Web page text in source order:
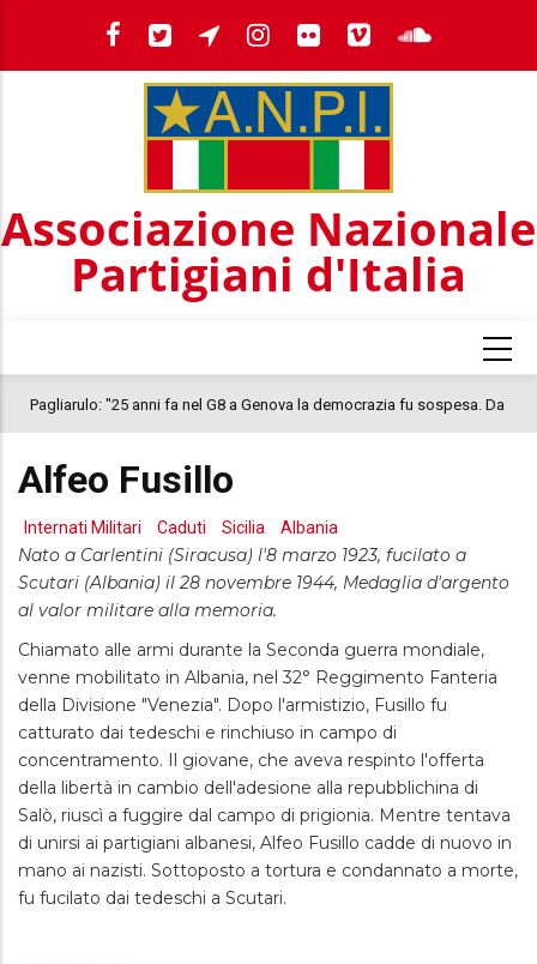
contenuto
Associazione Nazionale
Partigiani d'Italia
Pagliarulo: "25 anni fa nel G8 a Genova la democrazia fu sospesa. Da
colloca la morte di Abderrahim Fakir"
Alfeo Fusillo
Internati Militari Caduti Sicilia Albania
Nato a Carlentini (Siracusa) l'8 marzo 1923, fucilato a
Scutari (Albania) il 28 novembre 1944, Medaglia d'argento
al valor militare alla memoria.
Chiamato alle armi durante la Seconda guerra mondiale,
venne mobilitato in Albania, nel 32° Reggimento Fanteria
della Divisione "Venezia". Dopo l'armistizio, Fusillo fu
catturato dai tedeschi e rinchiuso in campo di
concentramento. Il giovane, che aveva respinto l'offerta
della libertà in cambio dell'adesione alla repubblichina di
Salò, riuscì a fuggire dal campo di prigionia. Mentre tentava
di unirsi ai partigiani albanesi, Alfeo Fusillo cadde di nuovo in
mano ai nazisti. Sottoposto a tortura e condannato a morte,
fu fucilato dai tedeschi a Scutari.